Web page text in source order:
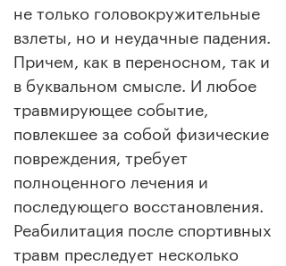
не только головокружительные
взлеты, но и неудачные падения.
Причем, как в переносном, так и
в буквальном смысле. И любое
травмирующее событие,
повлекшее за собой физические
повреждения, требует
полноценного лечения и
последующего восстановления.
Реабилитация после спортивных
травм преследует несколько